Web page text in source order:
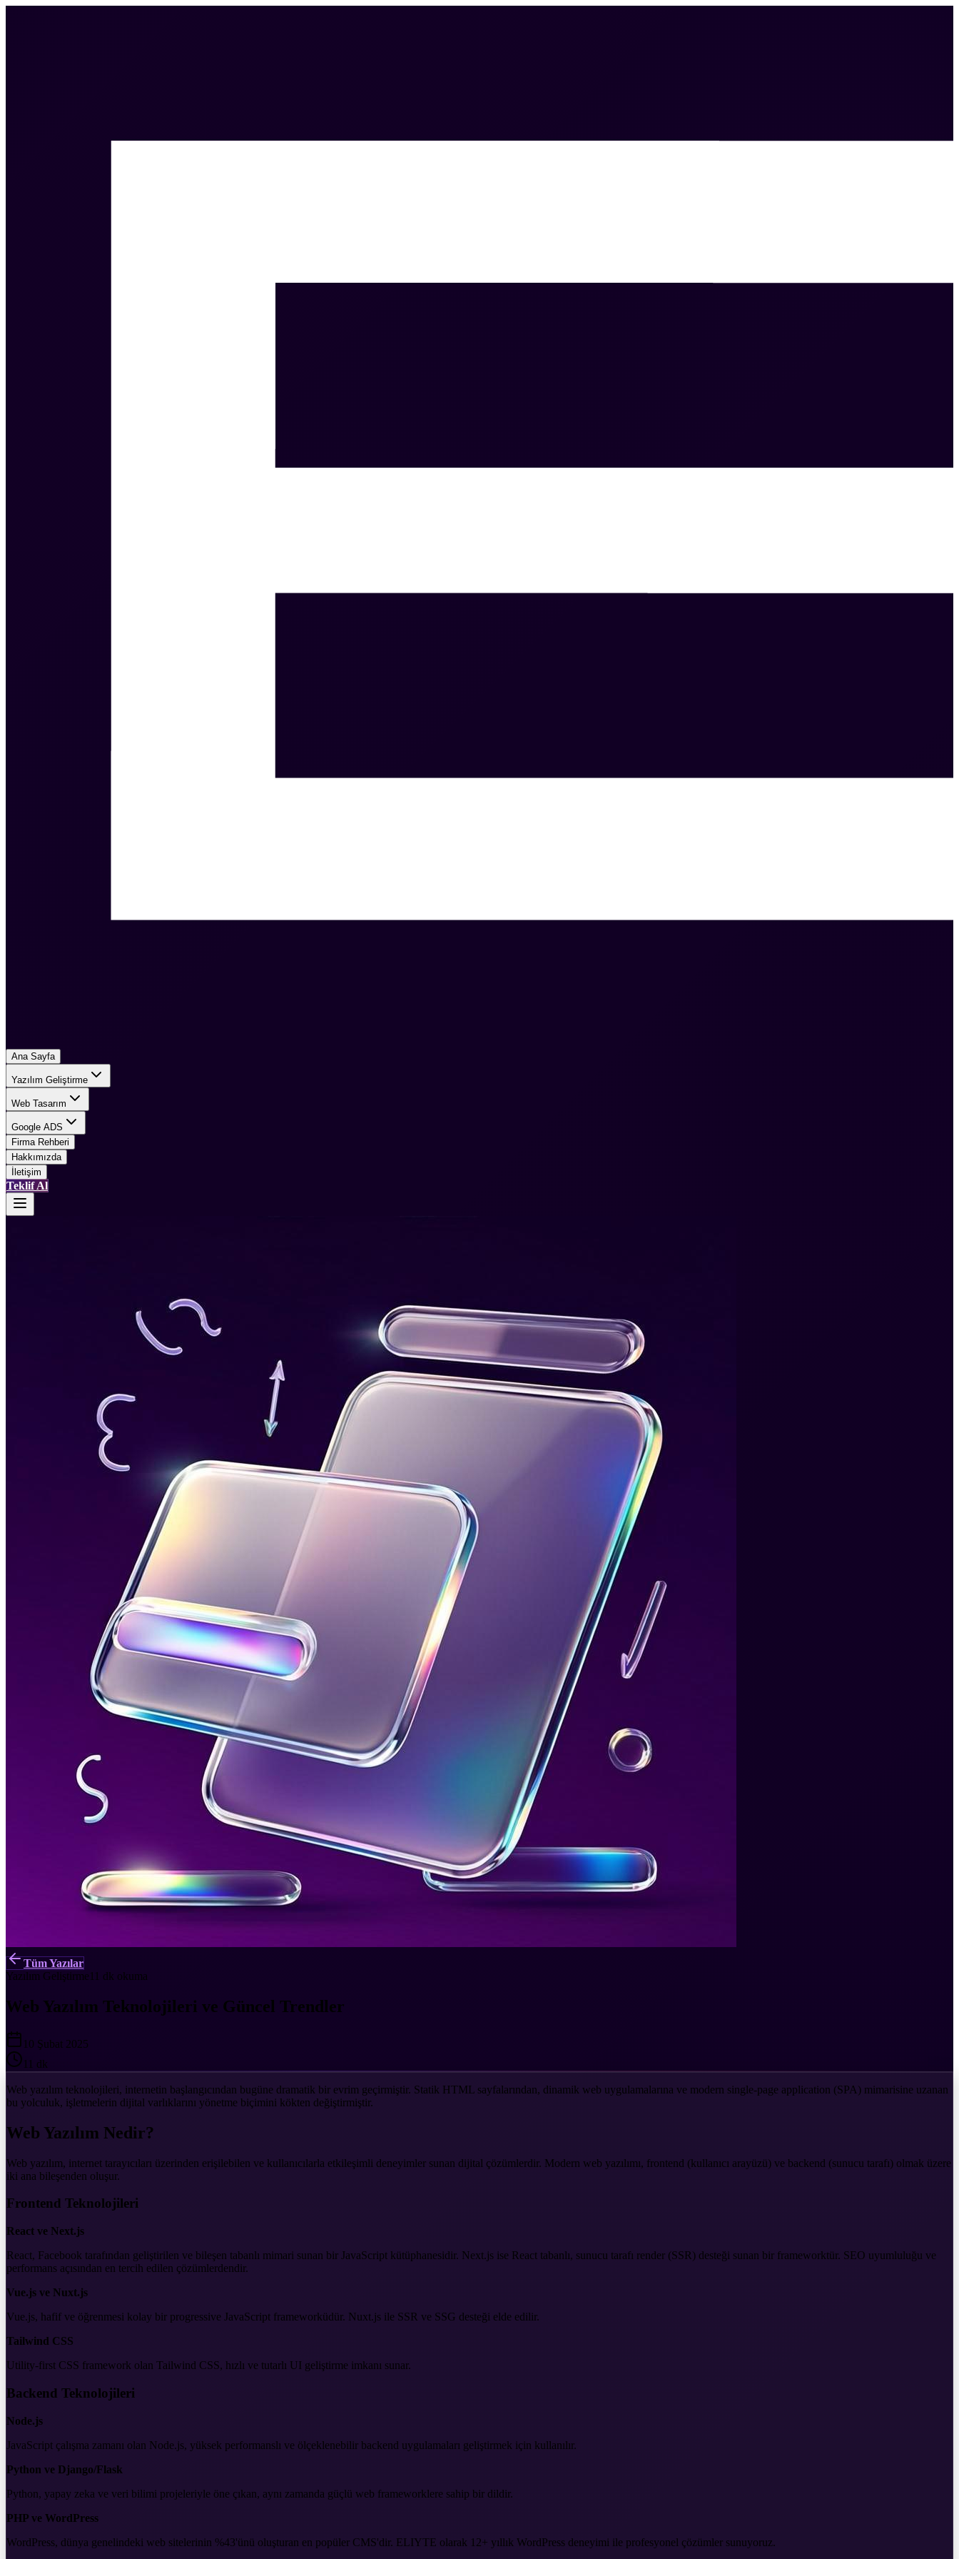
Ana Sayfa
Yazılım Geliştirme
Web Tasarım
Google ADS
Firma Rehberi
Hakkımızda
İletişim
Teklif Al
Tüm Yazılar
Yazılım Geliştirme 11 dk okuma
Web Yazılım Teknolojileri ve Güncel Trendler
10 Şubat 2025
11 dk
Web yazılım teknolojileri, internetin başlangıcından bugüne dramatik bir evrim geçirmiştir. Statik HTML sayfalarından, dinamik web uygulamalarına ve modern single-page application (SPA) mimarisine uzanan
bu yolculuk, işletmelerin dijital varlıklarını yönetme biçimini kökten değiştirmiştir.
Web Yazılım Nedir?
Web yazılım, internet tarayıcıları üzerinden erişilebilen ve kullanıcılarla etkileşimli deneyimler sunan dijital çözümlerdir. Modern web yazılımı, frontend (kullanıcı arayüzü) ve backend (sunucu tarafı) olmak üzere
iki ana bileşenden oluşur.
Frontend Teknolojileri
React ve Next.js
React, Facebook tarafından geliştirilen ve bileşen tabanlı mimari sunan bir JavaScript kütüphanesidir. Next.js ise React tabanlı, sunucu tarafı render (SSR) desteği sunan bir frameworktür. SEO uyumluluğu ve
performans açısından en tercih edilen çözümlerdendir.
Vue.js ve Nuxt.js
Vue.js, hafif ve öğrenmesi kolay bir progressive JavaScript frameworküdür. Nuxt.js ile SSR ve SSG desteği elde edilir.
Tailwind CSS
Utility-first CSS framework olan Tailwind CSS, hızlı ve tutarlı UI geliştirme imkanı sunar.
Backend Teknolojileri
Node.js
JavaScript çalışma zamanı olan Node.js, yüksek performanslı ve ölçeklenebilir backend uygulamaları geliştirmek için kullanılır.
Python ve Django/Flask
Python, yapay zeka ve veri bilimi projeleriyle öne çıkan, aynı zamanda güçlü web frameworklere sahip bir dildir.
PHP ve WordPress
WordPress, dünya genelindeki web sitelerinin %43'ünü oluşturan en popüler CMS'dir. ELIYTE olarak 12+ yıllık WordPress deneyimi ile profesyonel çözümler sunuyoruz.